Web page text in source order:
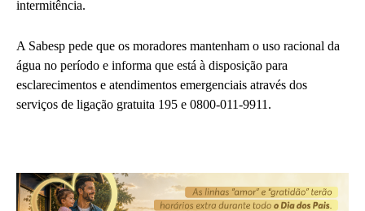
intermitência.
A Sabesp pede que os moradores mantenham o uso racional da
água no período e informa que está à disposição para
esclarecimentos e atendimentos emergenciais através dos
serviços de ligação gratuita 195 e 0800-011-9911.